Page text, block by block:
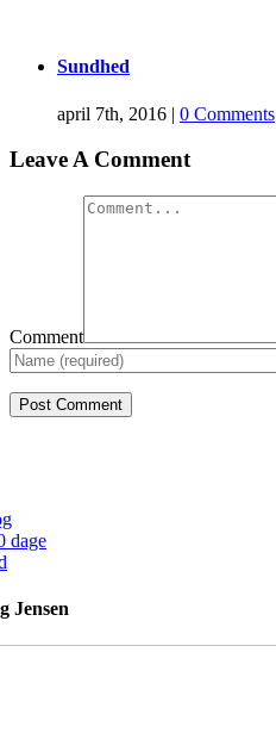
Sundhed
april 7th, 2016 | 0 Comments
Leave A Comment
Comment
dage
Jensen